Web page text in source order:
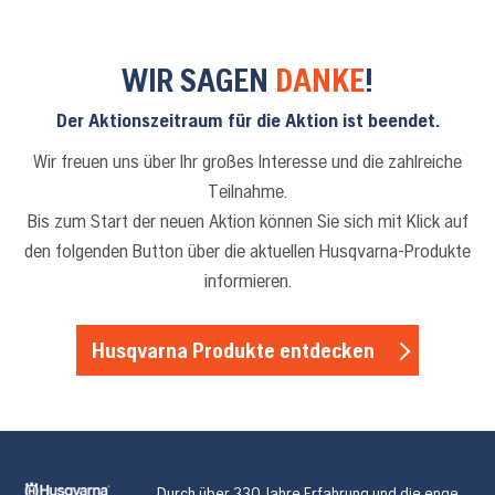
WIR SAGEN DANKE!
Der Aktionszeitraum für die Aktion ist beendet.
Wir freuen uns über Ihr großes Interesse und die zahlreiche
Teilnahme.
Bis zum Start der neuen Aktion können Sie sich mit Klick auf
den folgenden Button über die aktuellen Husqvarna-Produkte
informieren.
Husqvarna Produkte entdecken